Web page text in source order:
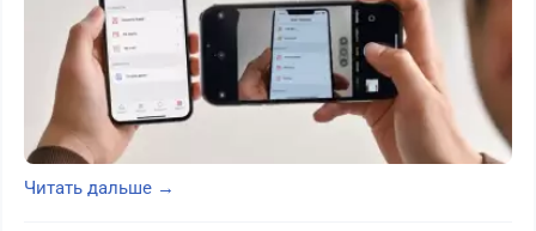
Читать дальше →